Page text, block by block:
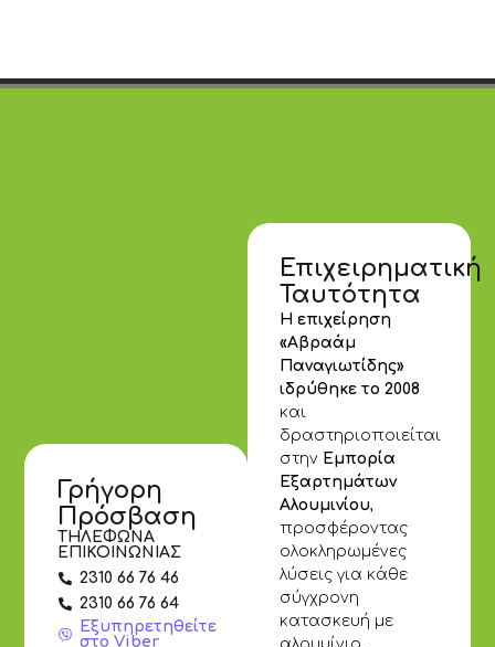
Επιχειρηματική
Ταυτότητα
Η επιχείρηση
«Αβραάμ
Παναγιωτίδης»
ιδρύθηκε το 2008
και
δραστηριοποιείται
στην Εμπορία
Εξαρτημάτων
Αλουμινίου,
προσφέροντας
ολοκληρωμένες
λύσεις για κάθε
σύγχρονη
κατασκευή με
Γρήγορη
Πρόσβαση
ΤΗΛΕΦΩΝΑ
ΕΠΙΚΟΙΝΩΝΙΑΣ
2310 66 76 46
2310 66 76 64
Εξυπηρετηθείτε
στο Viber